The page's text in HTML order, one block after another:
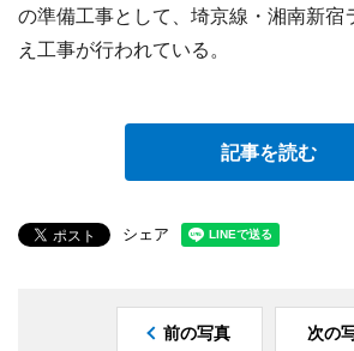
の準備工事として、埼京線・湘南新宿
え工事が行われている。
記事を読む
シェア
前の写真 次の